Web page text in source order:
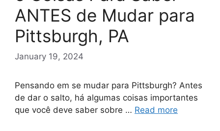
ANTES de Mudar para
Pittsburgh, PA
January 19, 2024
Pensando em se mudar para Pittsburgh? Antes
de dar o salto, há algumas coisas importantes
que você deve saber sobre … Read more